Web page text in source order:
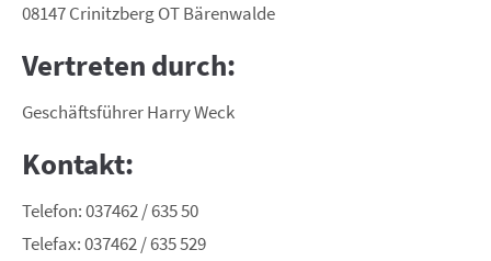
08147 Crinitzberg OT Bärenwalde
Vertreten durch:
Geschäftsführer Harry Weck
Kontakt:
Telefon: 037462 / 635 50
Telefax: 037462 / 635 529